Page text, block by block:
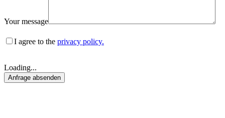
Your message
I agree to the privacy policy.
Loading...